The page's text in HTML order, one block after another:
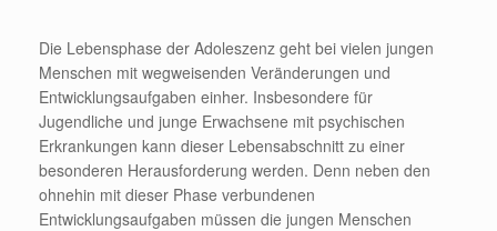
Die Lebensphase der Adoleszenz geht bei vielen jungen
Menschen mit wegweisenden Veränderungen und
Entwicklungsaufgaben einher. Insbesondere für
Jugendliche und junge Erwachsene mit psychischen
Erkrankungen kann dieser Lebensabschnitt zu einer
besonderen Herausforderung werden. Denn neben den
ohnehin mit dieser Phase verbundenen
Entwicklungsaufgaben müssen die jungen Menschen